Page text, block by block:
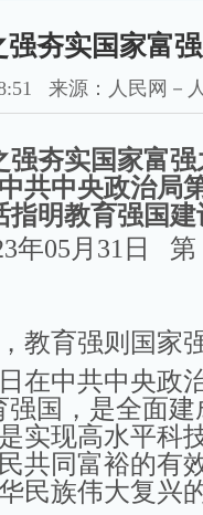
强夯实国家富
来源：人民网－
强夯实国家富
中央政治局
指明教育强国
年05月31日 第
育强则国家
中共中央政
强国，是全面
实现高水平科
共同富裕的有
民族伟大复兴